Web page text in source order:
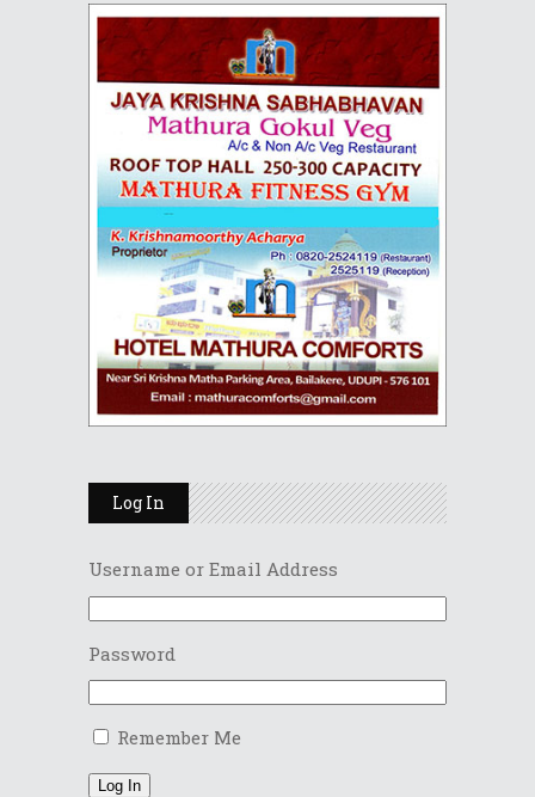
Log In
Username or Email Address
Password
Remember Me
Log In